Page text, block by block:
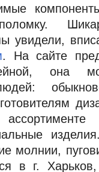
увидели,
. На сайте
она
молнии,
в г.